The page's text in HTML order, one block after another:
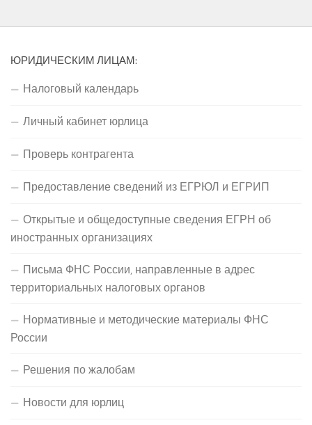
ЮРИДИЧЕСКИМ ЛИЦАМ:
Налоговый календарь
Личный кабинет юрлица
Проверь контрагента
Предоставление сведений из ЕГРЮЛ и ЕГРИП
Открытые и общедоступные сведения ЕГРН об
иностранных организациях
Письма ФНС России, направленные в адрес
территориальных налоговых органов
Нормативные и методические материалы ФНС
России
Решения по жалобам
Новости для юрлиц